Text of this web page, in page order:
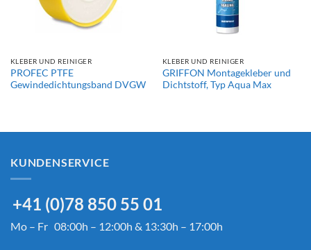
KLEBER UND REINIGER
PROFEC PTFE
Gewindedichtungsband DVGW
KLEBER UND REINIGER
GRIFFON Montagekleber und
Dichtstoff, Typ Aqua Max
KUNDENSERVICE
+41 (0)78 850 55 01
Mo – Fr 08:00h – 12:00h & 13:30h – 17:00h